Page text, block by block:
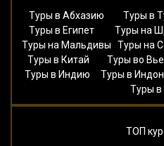
Туры в Абхазию
Туры в
Туры в Египет
Туры на
Туры на Мальдивы
Туры на
Туры в Китай
Туры во
Туры в Индию
Туры в
Туры
ТОП